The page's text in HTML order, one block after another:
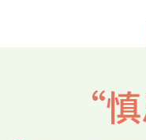
“